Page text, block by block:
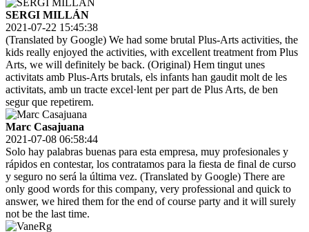
SERGI MILLÁN
2021-07-22 15:45:38
(Translated by Google) We had some brutal Plus-Arts activities, the
kids really enjoyed the activities, with excellent treatment from Plus
Arts, we will definitely be back. (Original) Hem tingut unes
activitats amb Plus-Arts brutals, els infants han gaudit molt de les
activitats, amb un tracte excel·lent per part de Plus Arts, de ben
segur que repetirem.
Marc Casajuana
2021-07-08 06:58:44
Solo hay palabras buenas para esta empresa, muy profesionales y
rápidos en contestar, los contratamos para la fiesta de final de curso
y seguro no será la última vez. (Translated by Google) There are
only good words for this company, very professional and quick to
answer, we hired them for the end of course party and it will surely
not be the last time.